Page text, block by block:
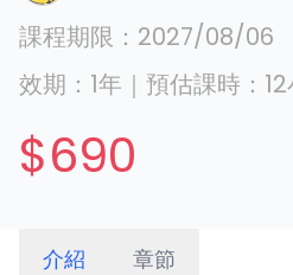
課程期限： 2027/08/06
效期： 1年 ｜ 預估課時： 12
$690
介紹 章節